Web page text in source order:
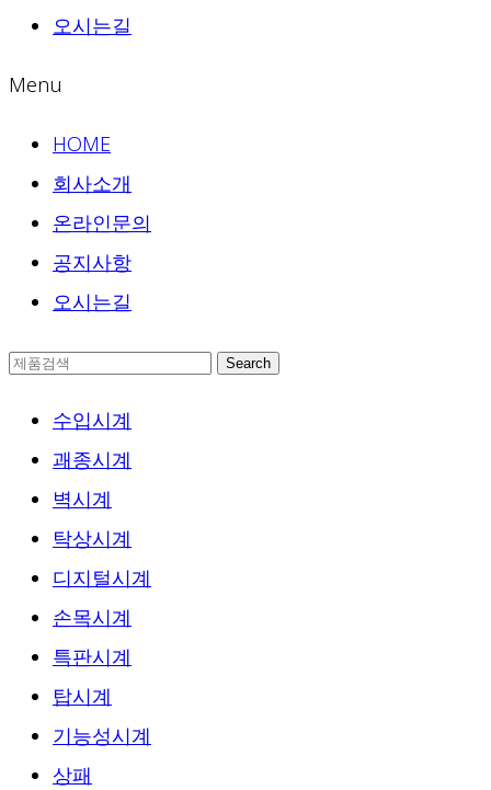
오시는길
Menu
HOME
회사소개
온라인문의
공지사항
오시는길
Search
수입시계
괘종시계
벽시계
탁상시계
디지털시계
손목시계
특판시계
탑시계
기능성시계
상패